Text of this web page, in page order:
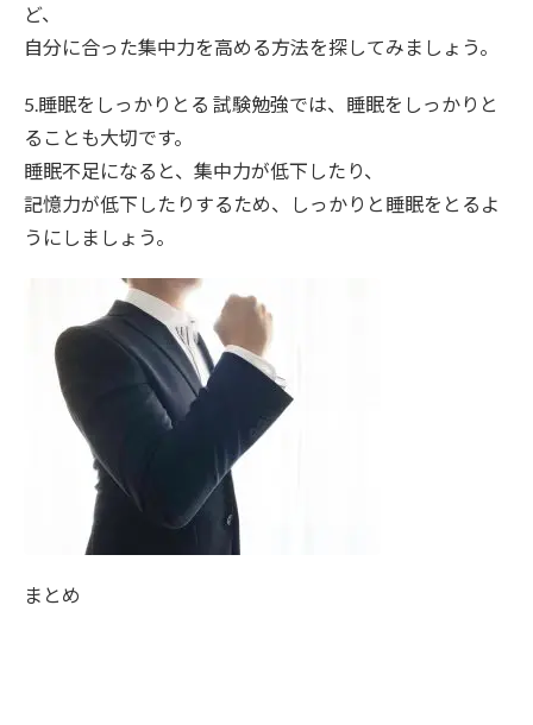
ど、
自分に合った集中力を高める方法を探してみましょう。
5.睡眠をしっかりとる 試験勉強では、睡眠をしっかりと
ることも大切です。
睡眠不足になると、集中力が低下したり、
記憶力が低下したりするため、しっかりと睡眠をとるよ
うにしましょう。
まとめ